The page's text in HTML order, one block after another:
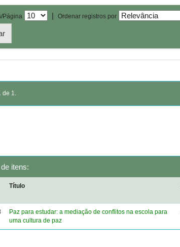
Página | Ordenar registros por
de 1.
itens:
Título
Paz para estudar: a mediação de conflitos na escola para
uma cultura de paz